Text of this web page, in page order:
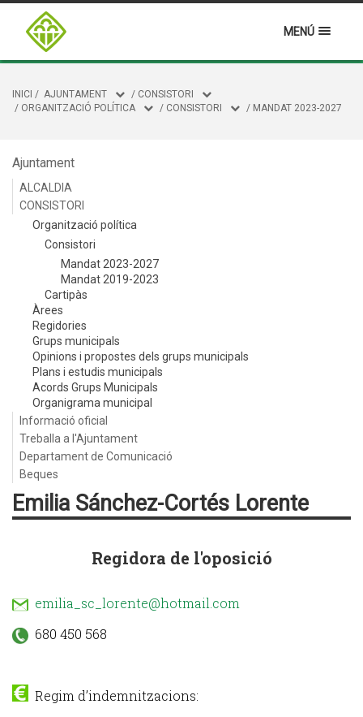
MENÚ
INICI / AJUNTAMENT / CONSISTORI
/ ORGANITZACIÓ POLÍTICA / CONSISTORI / MANDAT 2023-2027
Ajuntament
ALCALDIA
CONSISTORI
Organització política
Consistori
Mandat 2023-2027
Mandat 2019-2023
Cartipàs
Àrees
Regidories
Grups municipals
Opinions i propostes dels grups municipals
Plans i estudis municipals
Acords Grups Municipals
Organigrama municipal
Informació oficial
Treballa a l'Ajuntament
Departament de Comunicació
Beques
Emilia Sánchez-Cortés Lorente
Regidora de l'oposició
emilia_sc_lorente@hotmail.com
680 450 568
Regim d’indemnitzacions: